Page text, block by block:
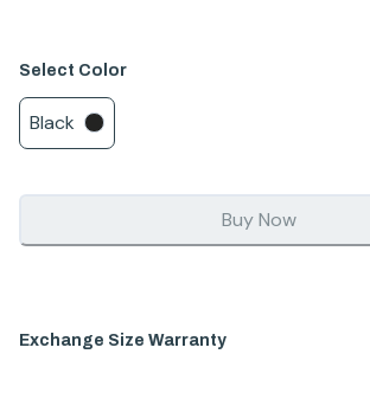
Select Color
Black
Buy Now
Exchange Size Warranty